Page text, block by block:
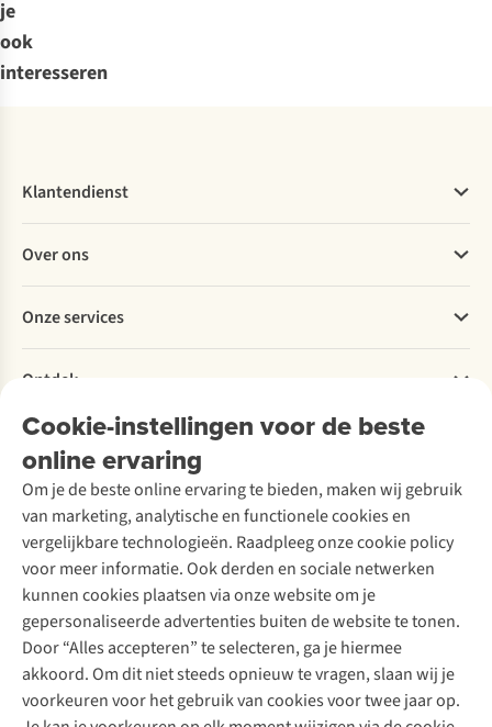
je
ook
interesseren
Cookie-instellingen voor de beste
online ervaring
Om je de beste online ervaring te bieden, maken wij gebruik
van marketing, analytische en functionele cookies en
vergelijkbare technologieën. Raadpleeg onze cookie policy
voor meer informatie. Ook derden en sociale netwerken
kunnen cookies plaatsen via onze website om je
gepersonaliseerde advertenties buiten de website te tonen.
Door “Alles accepteren” te selecteren, ga je hiermee
akkoord. Om dit niet steeds opnieuw te vragen, slaan wij je
voorkeuren voor het gebruik van cookies voor twee jaar op.
Klantendienst
Bestellen
Betalen
Levering
Retourneren
Bestelling herroepen
Garantie
Contact
Over ons
Explore More
Verantwoord ondernemen
Over Ayacucho
Onze winkels
Over A.S.Adventure
Toegankelijkheidsverklaring
Onze services
Ski-onderhoud
Wasservice
Schoenonderhoud
Schoenherstelling
Kledingherstelling
Retouches
Voor bedrijven
Ontdek
A.S.Magazine
Podcast
Explore Academy
Explore Camp
Gear Check
Inspiratie & advies
Meld je aan voor de nieuwsbrief
Follow us